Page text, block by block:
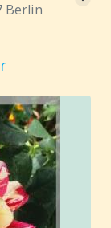
Berlin